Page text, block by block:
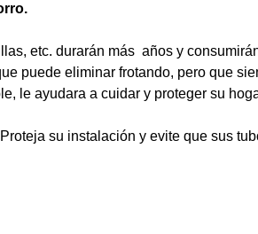
etc. durarán más años y
puede eliminar frotando, pero que
le ayudara a cuidar y proteger su
su instalación y evite que sus